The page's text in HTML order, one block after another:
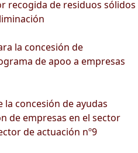
recogida de residuos sólidos
la concesión de
de apoo a empresas
concesión de ayudas
de empresas en el sector
de actuación nº9